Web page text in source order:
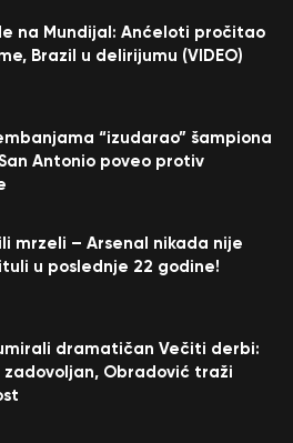
na Mundijal: Anćeloti pročitao
Brazil u delirijumu (VIDEO)
“izudarao” šampiona
Antonio poveo protiv
mrzeli – Arsenal nikada nije
u poslednje 22 godine!
dramatičan Večiti derbi:
zadovoljan, Obradović traži